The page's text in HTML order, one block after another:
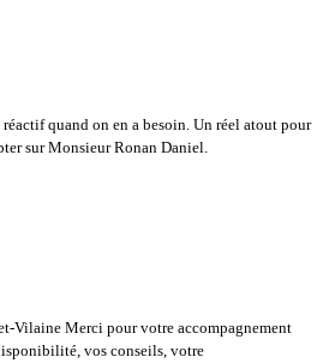
quand on en a besoin. Un réel atout pour
sur Monsieur Ronan Daniel.
Vilaine Merci pour votre accompagnement
vos conseils, votre